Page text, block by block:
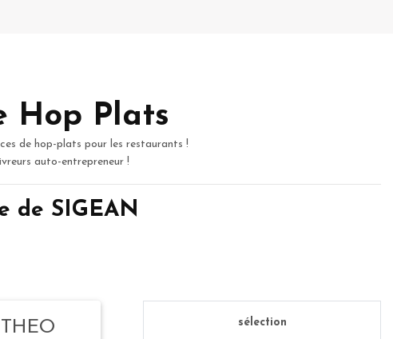
Hop Plats
de hop-plats pour les restaurants !
auto-entrepreneur !
de SIGEAN
sélection